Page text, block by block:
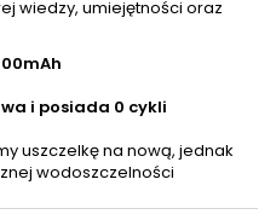
wiedzy, umiejętności oraz
i posiada 0 cykli
uszczelkę na nową, jednak
wodoszczelności